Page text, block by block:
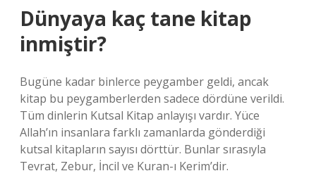
Dünyaya kaç tane kitap
inmiştir?
Bugüne kadar binlerce peygamber geldi, ancak
kitap bu peygamberlerden sadece dördüne verildi.
Tüm dinlerin Kutsal Kitap anlayışı vardır. Yüce
Allah’ın insanlara farklı zamanlarda gönderdiği
kutsal kitapların sayısı dörttür. Bunlar sırasıyla
Tevrat, Zebur, İncil ve Kuran-ı Kerim’dir.